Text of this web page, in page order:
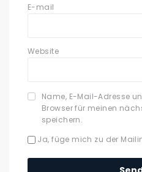
E-mail
Website
Name, E-Mail-Adresse
Browser für meinen
speichern.
Ja, füge mich zu der